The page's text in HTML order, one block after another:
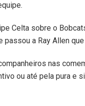
Celta sobre o
a Ray Allen
nas
ou até pela pura e